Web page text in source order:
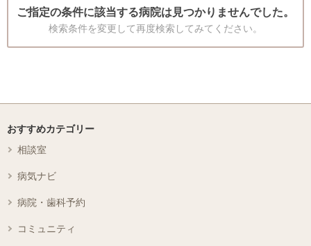
ご指定の条件に該当する病院は見つかりませんでした。
検索条件を変更して再度検索してみてください。
おすすめカテゴリー
相談室
病気ナビ
病院・歯科予約
コミュニティ